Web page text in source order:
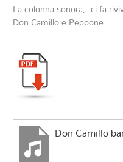
La colonna sonora, ci fa
Don Camillo e Peppone.
Don Camillo